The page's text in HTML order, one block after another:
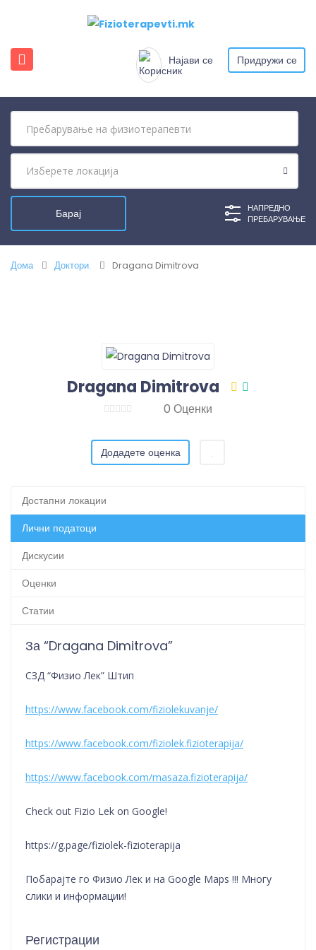
Најави се Придружи се
НАПРЕДНО
ПРЕБАРУВАЊЕ
Дома Доктори. Dragana Dimitrova
Dragana Dimitrova
0 Оценки
Додадете оценка
Достапни локации
Лични податоци
Дискусии
Оценки
Статии
За “Dragana Dimitrova”
СЗД “Физио Лек” Штип
https://www.facebook.com/fiziolekuvanje/
https://www.facebook.com/fiziolek.fizioterapija/
https://www.facebook.com/masaza.fizioterapija/
Check out Fizio Lek on Google!
https://g.page/fiziolek-fizioterapija
Побарајте го Физио Лек и на Google Maps !!! Многу
слики и информации!
Регистрации